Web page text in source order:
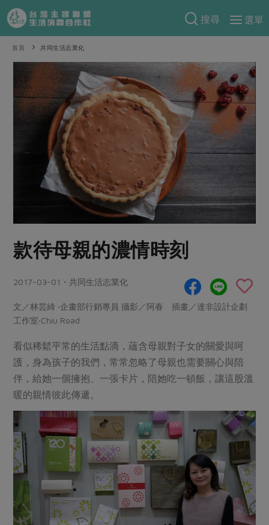
搜尋
選單
產品分類
當季蔬果
一籃菜 當令水果
芽苗類 蕈菇類
奶蛋豆・五穀
乳製品
米麵雜糧
肉品・水產
調味醬料/南北貨 烘焙
休閒零嘴 沖泡飲品
保健食品
居家好物
美妝保養 個人清潔
家庭清潔 織品
圖書禮品
防災用品
食譜料理
食材
海鮮
蛋料理
烘焙．點心
湯品．鍋物
漬物
飲品
主題食譜
異國料理
年菜食譜
特別企畫
預購活動
把最好的台灣味帶回家！
防災用品預購圓滿結束
2026年端午節預購圓滿結束
當季產品
合作25-經典快閃最後一週
合作25-精選產品第四彈
合作25-精選產品第三彈
更多當季產品
議題活動
主婦聯盟X樂齡網特約優惠案
30%rPET紅烏龍茶
2024農業發展計畫年度報告
更多議題活動
把最好的台灣味帶回家！
綠主張
觀點文章
主婦食堂 一籃菜真心話
社內大小事 合作聯合國
樂齡生活 親子食育
關注議題
非基改運動 支持本土農糧
廢核運動 能源議題
減添加物
公益金 食農教育
更多議題
生活者e週報
綠主張月刊
關於合作社
認識合作社
合作社組織
員工與求才
產品檢驗
自主把關
檢驗報告
硝酸鹽檢驗
社員權益
合作社法規
社務專區
選舉專區
最新消息
重要公告
首頁 共同生活志業化
款待母親的濃情時刻
2017-03-01・共同生活志業化
文／林芸綺 ‧企畫部行銷專員 攝影／阿春 插畫／達非設計企劃
工作室‧Chiu Road
看似稀鬆平常的生活點滴，蘊含母親對子女的關愛與呵
護，身為孩子的我們，常常忽略了母親也需要關心與陪
伴，給她一個擁抱、一張卡片，陪她吃一頓飯，讓這股溫
暖的親情彼此傳遞。